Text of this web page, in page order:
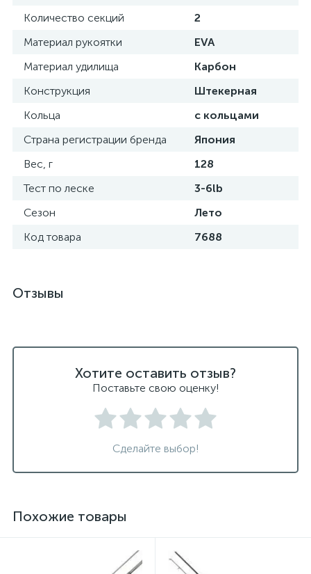
Количество секций
2
Материал рукоятки
EVA
Материал удилища
Карбон
Конструкция
Штекерная
Кольца
с кольцами
Страна регистрации бренда
Япония
Вес, г
128
Тест по леске
3-6lb
Сезон
Лето
Код товара
7688
Отзывы
Хотите оставить отзыв?
Поставьте свою оценку!
Сделайте выбор!
Похожие товары